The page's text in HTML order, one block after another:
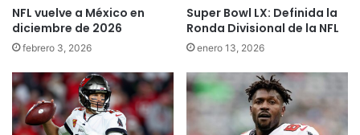
NFL vuelve a México en
diciembre de 2026
febrero 3, 2026
Super Bowl LX: Definida la
Ronda Divisional de la NFL
enero 13, 2026